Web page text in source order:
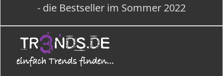
- die Bestseller im Sommer 2022